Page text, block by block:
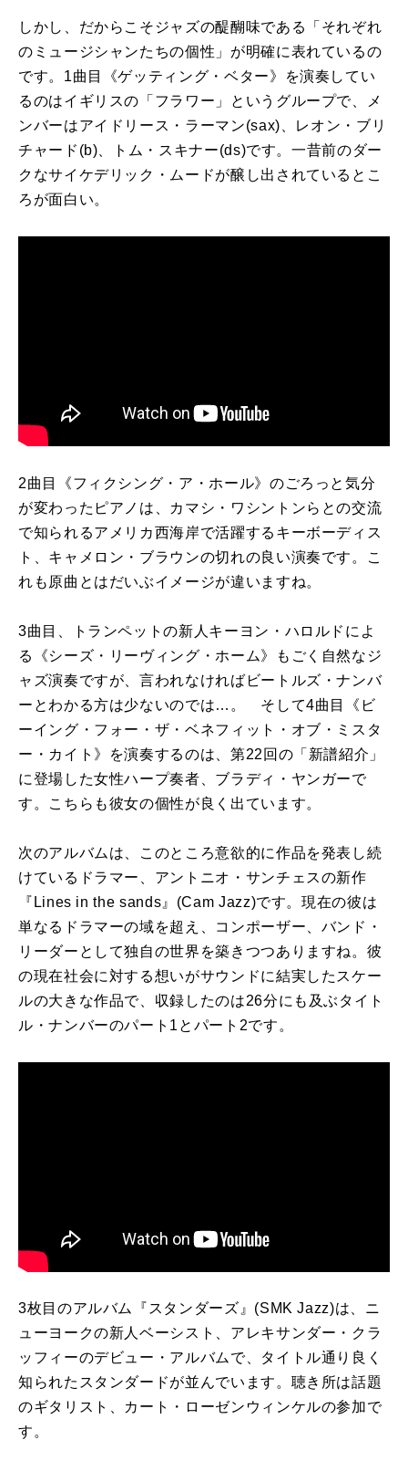
しかし、だからこそジャズの醍醐味である「それぞれ
のミュージシャンたちの個性」が明確に表れているの
です。 1曲目《ゲッティング・ベター》を演奏してい
るのはイギリスの「フラワー」というグループで、メ
ンバーはアイドリース・ラーマン(sax) 、レオン・ブリ
チャード (b) 、トム・スキナー(ds)です。一昔前のダー
クなサイケデリック・ムードが醸し出されているとこ
ろが面白い。
2曲目《フィクシング・ア・ホール》のごろっと気分
が変わったピアノは、カマシ・ワシントンらとの交流
で知られるアメリカ西海岸で活躍するキーボーディス
ト、キャメロン・ブラウンの切れの良い演奏です。こ
れも原曲とはだいぶイメージが違いますね。
3曲目、トランペットの新人キーヨン・ハロルドによ
る《シーズ・リーヴィング・ホーム》もごく自然なジ
ャズ演奏ですが、言われなければビートルズ・ナンバ
ーとわかる方は少ないのでは… 。 そして4曲目《ビ
ーイング・フォー・ザ・ベネフィット・オブ・ミスタ
ー・カイト》を演奏するのは、第22 回の「新譜紹介」
に登場した女性ハープ奏者、ブラディ・ヤンガーで
す。こちらも彼女の個性が良く出ています。
次のアルバムは、このところ意欲的に作品を発表し続
けているドラマー、アントニオ・サンチェスの新作
『 Lines in the sands 』 (Cam Jazz)です。現在の彼は
単なるドラマーの域を超え、コンポーザー、バンド・
リーダーとして独自の世界を築きつつありますね。彼
の現在社会に対する想いがサウンドに結実したスケー
ルの大きな作品で、収録したのは26分にも及ぶタイト
ル・ナンバーのパート 1 とパート 2です。
3枚目のアルバム『スタンダーズ』 (SMK Jazz)は、ニ
ューヨークの新人ベーシスト、アレキサンダー・クラ
ッフィーのデビュー・アルバムで、タイトル通り良く
知られたスタンダードが並んでいます。聴き所は話題
のギタリスト、カート・ローゼンウィンケルの参加で
す。